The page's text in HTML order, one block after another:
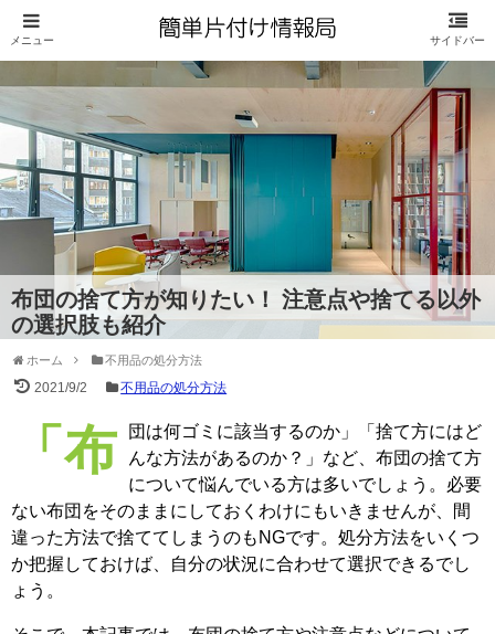
布団の捨て方が知りたい！ 注意点や捨てる以外
の選択肢も紹介
ホーム 不用品の処分方法
2021/9/2 不用品の処分方法
「布団は何ゴミに該当するのか」「捨て方にはど
んな方法があるのか？」など、布団の捨て方
について悩んでいる方は多いでしょう。必要
ない布団をそのままにしておくわけにもいきませんが、間
違った方法で捨ててしまうのもNGです。処分方法をいくつ
か把握しておけば、自分の状況に合わせて選択できるでし
ょう。